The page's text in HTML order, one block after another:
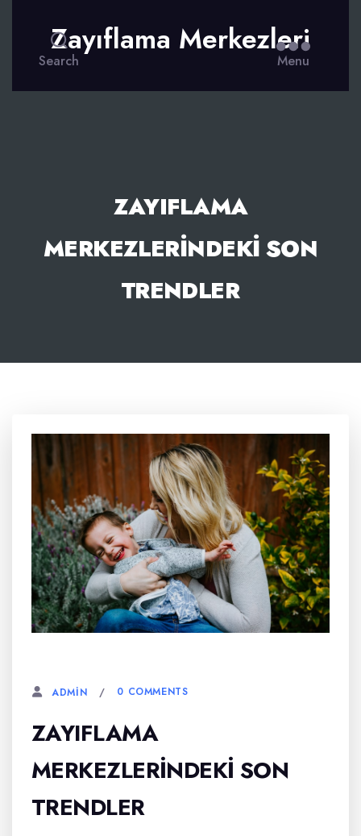
Search
Zayıflama Merkezleri
Menu
ZAYIFLAMA
MERKEZLERINDEKI SON
TRENDLER
ADMIN 0 COMMENTS
ZAYIFLAMA
MERKEZLERINDEKI SON
TRENDLER